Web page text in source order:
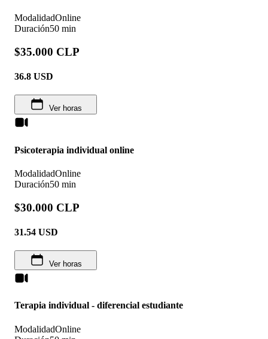
ModalidadOnline
Duración50 min
$35.000 CLP
36.8 USD
Ver horas
Psicoterapia individual online
ModalidadOnline
Duración50 min
$30.000 CLP
31.54 USD
Ver horas
Terapia individual - diferencial estudiante
ModalidadOnline